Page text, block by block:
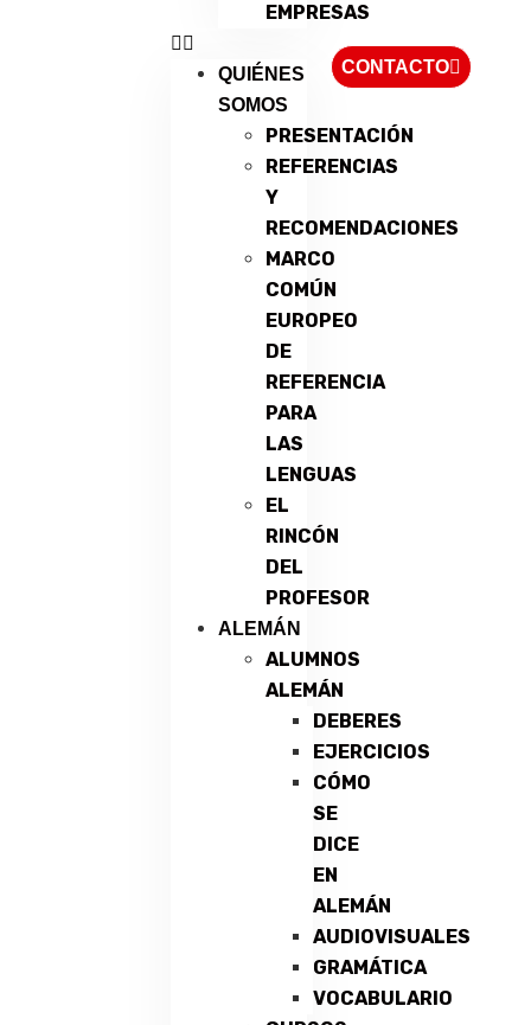
EMPRESAS
QUIÉNES
SOMOS
PRESENTACIÓN
REFERENCIAS
Y
RECOMENDACIONES
MARCO
COMÚN
EUROPEO
DE
REFERENCIA
PARA
LAS
LENGUAS
EL
RINCÓN
DEL
PROFESOR
ALEMÁN
ALUMNOS
ALEMÁN
DEBERES
EJERCICIOS
CÓMO
SE
DICE
EN
ALEMÁN
AUDIOVISUALES
GRAMÁTICA
VOCABULARIO
CONTACTO